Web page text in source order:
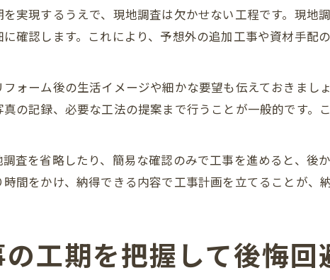
実現するうえで、現地調査は欠かせない工程です。現地
確認します。これにより、予想外の追加工事や資材手
ォーム後の生活イメージや細かな要望も伝えておきま
の記録、必要な工法の提案まで行うことが一般的です
査を省略したり、簡易な確認のみで工事を進めると、
間をかけ、納得できる内容で工事計画を立てることが、
工期を把握して後悔回